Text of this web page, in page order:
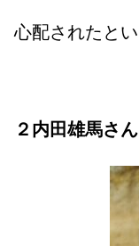
心配されたと
２内田雄馬さん